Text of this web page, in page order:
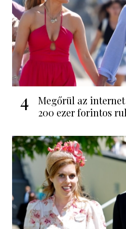
4
Megőrül az
200 ezer forintos